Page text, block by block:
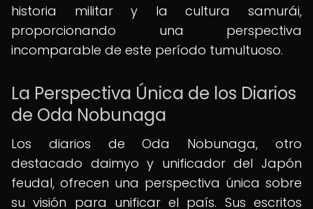
historia militar y la cultura samurái,
proporcionando una perspectiva
incomparable de este período tumultuoso.
La Perspectiva Única de los Diarios
de Oda Nobunaga
Los diarios de Oda Nobunaga, otro
destacado daimyo y unificador del Japón
feudal, ofrecen una perspectiva única sobre
su visión para unificar el país. Sus escritos